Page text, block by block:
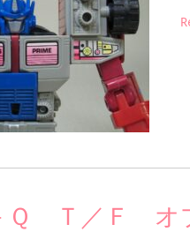
Ｑ Ｔ／Ｆ オ